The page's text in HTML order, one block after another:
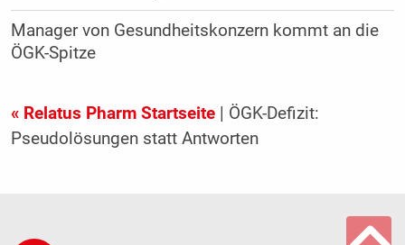
Manager von Gesundheitskonzern kommt an die
ÖGK-Spitze
« Relatus Pharm Startseite| ÖGK-Defizit:
Pseudolösungen statt Antworten